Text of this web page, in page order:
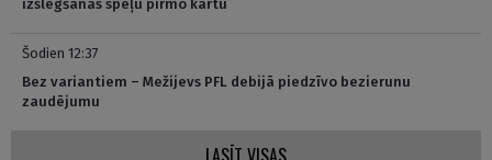
izslēgšanas spēļu pirmo kārtu
Šodien 12:37
Bez variantiem – Mežijevs PFL debijā piedzīvo bezierunu
zaudējumu